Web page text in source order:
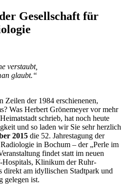
Gesellschaft für
verstaubt,
glaubt.“
Zeilen der 1984 erschienenen,
Was Herbert Grönemeyer vor mehr
schrieb, hat noch heute
und so laden wir Sie sehr herzlich
2015 die 52. Jahrestagung der
in Bochum – der „Perle im
findet statt im neuen
Hospitals, Klinikum der Ruhr-
am idyllischen Stadtpark und
gelegen ist.